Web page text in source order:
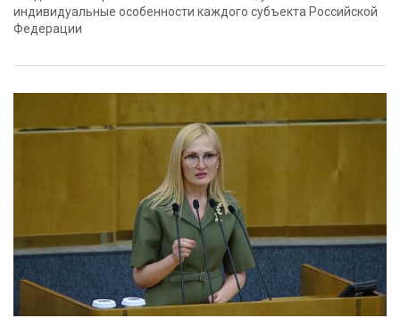
индивидуальные особенности каждого субъекта Российской
Федерации